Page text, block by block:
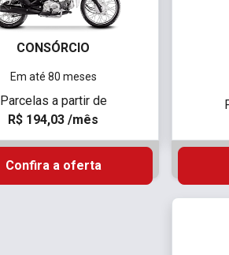
CONSÓRCIO
Em até 80 meses
Parcelas a partir de
R$ 194,03 /mês
Confira a oferta